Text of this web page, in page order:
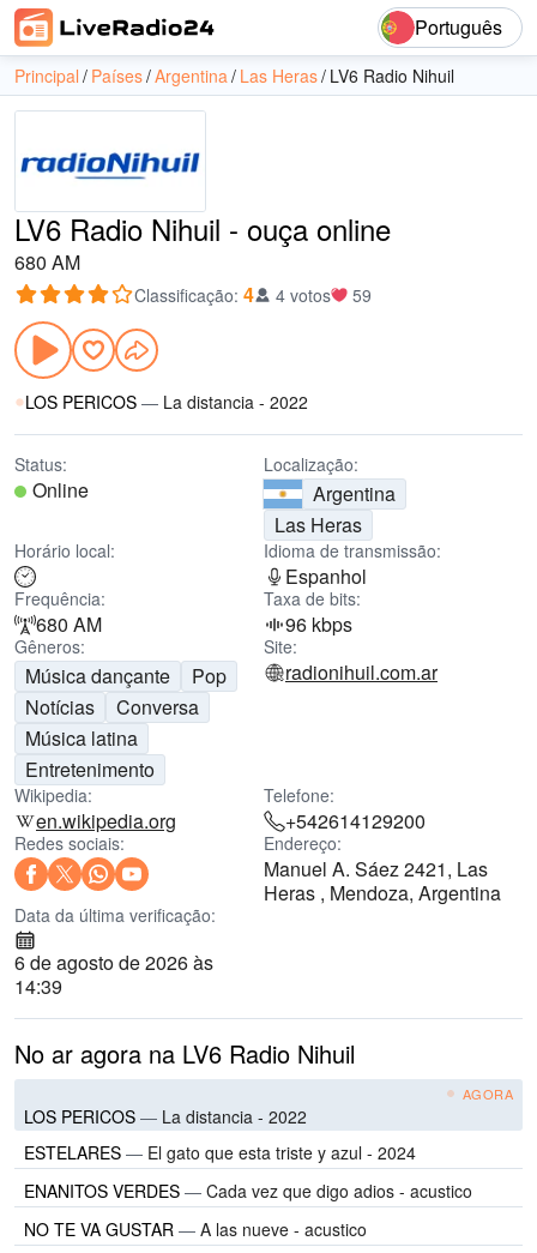
Português
Principal Países Argentina Las Heras LV6 Radio Nihuil
LV6 Radio Nihuil - ouça online
680 AM
Classificação: 4 4 votos 59
LOS PERICOS — La distancia - 2022
Status:
Online
Localização:
Argentina
Las Heras
Horário local: Idioma de transmissão:
Espanhol
Frequência:
680 AM
Taxa de bits:
96 kbps
Gêneros:
Música dançante
Pop
Notícias
Conversa
Música latina
Entretenimento
Site:
radionihuil.com.ar
Wikipedia:
en.wikipedia.org
Telefone:
+542614129200
Redes sociais: Endereço:
Manuel A. Sáez 2421, Las
Heras , Mendoza, Argentina
Data da última verificação:
6 de agosto de 2026 às
14:39
No ar agora na LV6 Radio Nihuil
AGORA
LOS PERICOS — La distancia - 2022
ESTELARES — El gato que esta triste y azul - 2024
ENANITOS VERDES — Cada vez que digo adios - acustico
NO TE VA GUSTAR — A las nueve - acustico